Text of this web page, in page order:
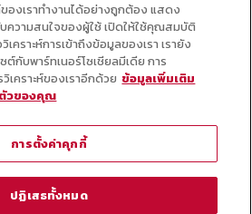
พื่อพัฒนาการศึกษา
ตร์
องเราทำงานได้อย่างถูกต้อง แสดง
ความสนใจของผู้ใช้ เปิดให้ใช้คุณสมบัติ
เคราะห์การเข้าถึงข้อมูลของเรา เรายัง
กับพาร์ทเนอร์โซเชียลมีเดีย การ
เคราะห์ของเราอีกด้วย ข้อมูลเพิ่มเติม
วของคุณ
การตั้งค่าคุกกี้
ปฏิเสธทั้งหมด